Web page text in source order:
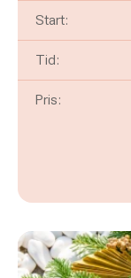
Start:
Tid:
Pris: